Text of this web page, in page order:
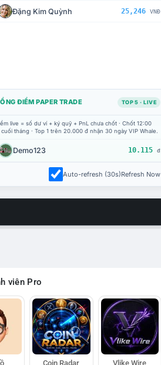
Đặng Kim Quỳnh 25,246 VNĐ
ĐIỂM PAPER TRADE TOP 5 · LIVE
live = số dư ví + ký quỹ + PnL chưa chốt · Chốt 12:00
tháng · Top 1 trên 20.000 đ nhận 30 ngày VIP Whale.
Demo123 10.115 đ
Auto-refresh (30s)Refresh Now
viên Pro
Coin Radar Vlike Wire